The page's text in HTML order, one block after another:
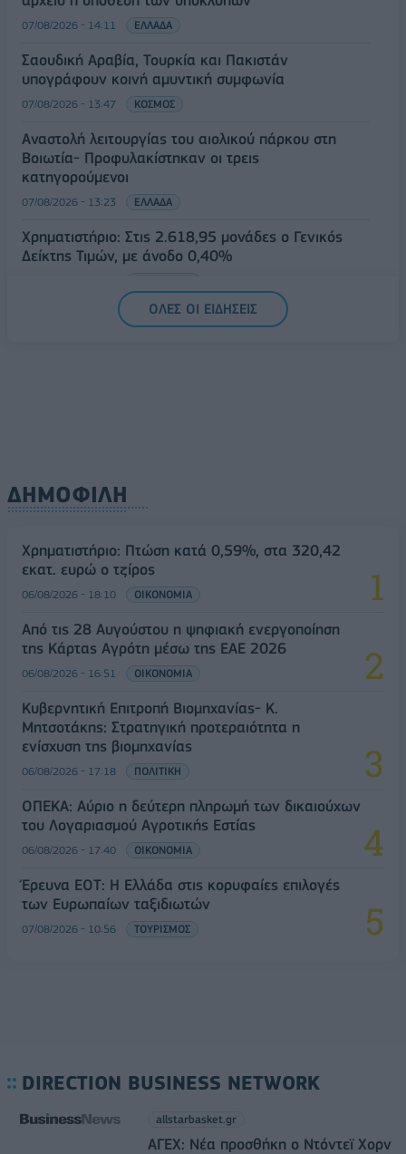
07/08/2026 - 14:11 ΕΛΛΑΔΑ
Σαουδική Αραβία, Τουρκία και Πακιστάν
υπογράφουν κοινή αμυντική συμφωνία
07/08/2026 - 13:47 ΚΟΣΜΟΣ
Αναστολή λειτουργίας του αιολικού πάρκου στη
Βοιωτία- Προφυλακίστηκαν οι τρεις
κατηγορούμενοι
07/08/2026 - 13:23 ΕΛΛΑΔΑ
Χρηματιστήριο: Στις 2.618,95 μονάδες ο Γενικός
Δείκτης Τιμών, με άνοδο 0,40%
ΟΛΕΣ ΟΙ ΕΙΔΗΣΕΙΣ
ΔΗΜΟΦΙΛΗ
Χρηματιστήριο: Πτώση κατά 0,59%, στα 320,42
εκατ. ευρώ ο τζίρος
06/08/2026 - 18:10 ΟΙΚΟΝΟΜΙΑ
Από τις 28 Αυγούστου η ψηφιακή ενεργοποίηση
της Κάρτας Αγρότη μέσω της ΕΑΕ 2026
06/08/2026 - 16:51 ΟΙΚΟΝΟΜΙΑ
Κυβερνητική Επιτροπή Βιομηχανίας- Κ.
Μητσοτάκης: Στρατηγική προτεραιότητα η
ενίσχυση της βιομηχανίας
06/08/2026 - 17:18 ΠΟΛΙΤΙΚΗ
ΟΠΕΚΑ: Αύριο η δεύτερη πληρωμή των δικαιούχων
του Λογαριασμού Αγροτικής Εστίας
06/08/2026 - 17:40 ΟΙΚΟΝΟΜΙΑ
Έρευνα ΕΟΤ: Η Ελλάδα στις κορυφαίες επιλογές
των Ευρωπαίων ταξιδιωτών
07/08/2026 - 10:56 ΤΟΥΡΙΣΜΟΣ
DIRECTION BUSINESS NETWORK
allstarbasket.gr
ΑΓΕΧ: Νέα προσθήκη ο Ντόντεϊ Χορν